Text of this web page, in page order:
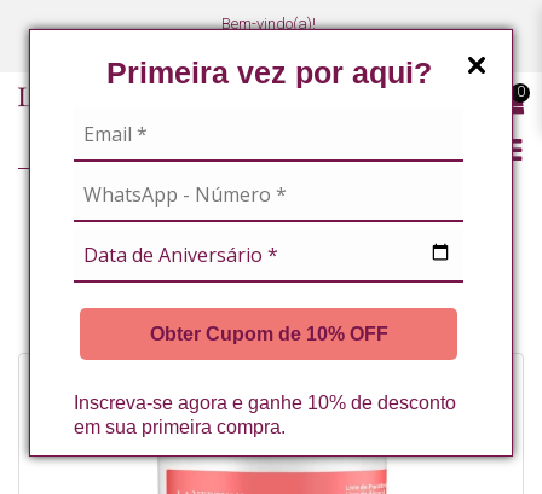
Primeira vez por aqui?
Obter Cupom de 10% OFF
Inscreva-se agora e ganhe 10% de desconto
em sua primeira compra.
Bem-vindo(a)!
0
VERTUAN* (B)